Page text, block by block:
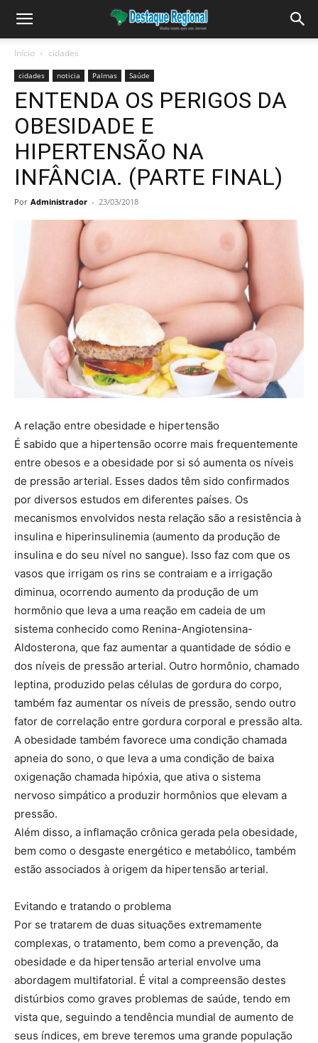
Início cidades
cidades noticia Palmas Saúde
ENTENDA OS PERIGOS DA
OBESIDADE E
HIPERTENSÃO NA
INFÂNCIA. (PARTE FINAL)
Por Administrador - 23/03/2018
A relação entre obesidade e hipertensão
É sabido que a hipertensão ocorre mais frequentemente
entre obesos e a obesidade por si só aumenta os níveis
de pressão arterial. Esses dados têm sido confirmados
por diversos estudos em diferentes países. Os
mecanismos envolvidos nesta relação são a resistência à
insulina e hiperinsulinemia (aumento da produção de
insulina e do seu nível no sangue). Isso faz com que os
vasos que irrigam os rins se contraiam e a irrigação
diminua, ocorrendo aumento da produção de um
hormônio que leva a uma reação em cadeia de um
sistema conhecido como Renina-Angiotensina-
Aldosterona, que faz aumentar a quantidade de sódio e
dos níveis de pressão arterial. Outro hormônio, chamado
leptina, produzido pelas células de gordura do corpo,
também faz aumentar os níveis de pressão, sendo outro
fator de correlação entre gordura corporal e pressão alta.
A obesidade também favorece uma condição chamada
apneia do sono, o que leva a uma condição de baixa
oxigenação chamada hipóxia, que ativa o sistema
nervoso simpático a produzir hormônios que elevam a
pressão.
Além disso, a inflamação crônica gerada pela obesidade,
bem como o desgaste energético e metabólico, também
estão associados à origem da hipertensão arterial.
Evitando e tratando o problema
Por se tratarem de duas situações extremamente
complexas, o tratamento, bem como a prevenção, da
obesidade e da hipertensão arterial envolve uma
abordagem multifatorial. É vital a compreensão destes
distúrbios como graves problemas de saúde, tendo em
vista que, seguindo a tendência mundial de aumento de
seus índices, em breve teremos uma grande população